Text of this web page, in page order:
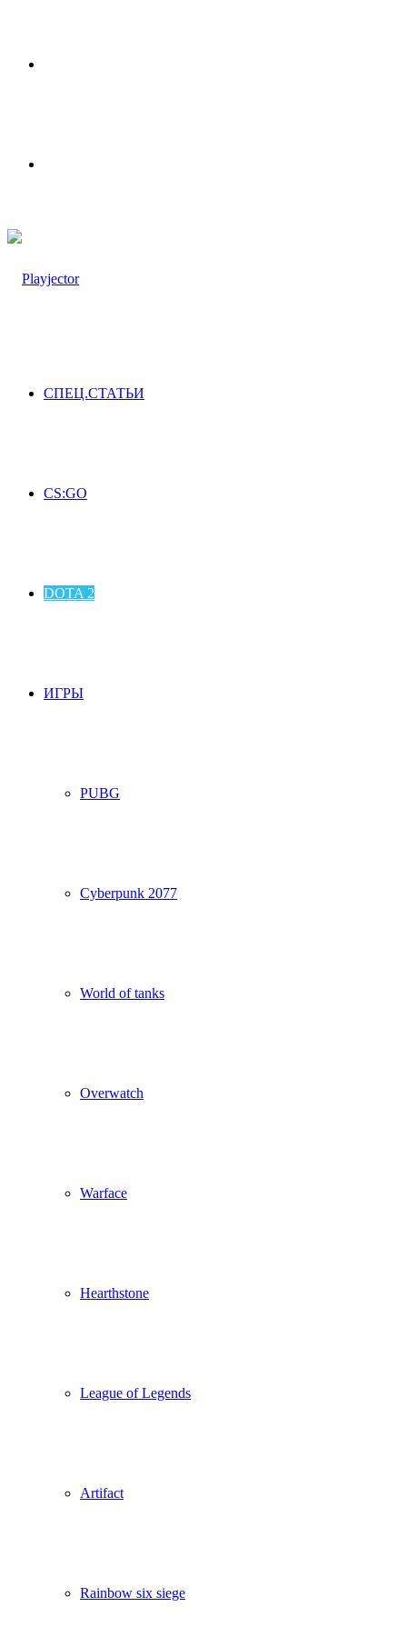
СПЕЦ.СТАТЬИ
CS:GO
DOTA 2
ИГРЫ
PUBG
Cyberpunk 2077
World of tanks
Overwatch
Warface
Hearthstone
League of Legends
Artifact
Rainbow six siege